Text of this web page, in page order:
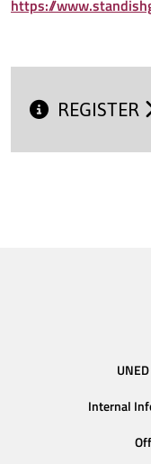
https://
REGISTER
Internal